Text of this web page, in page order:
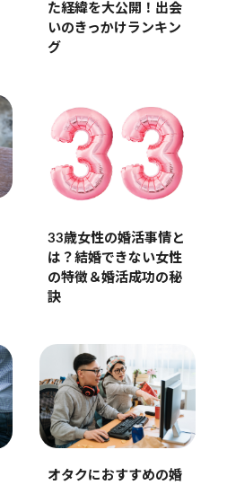
た経緯を大公開！出会
いのきっかけランキン
グ
33歳女性の婚活事情と
は？結婚できない女性
の特徴＆婚活成功の秘
訣
オタクにおすすめの婚